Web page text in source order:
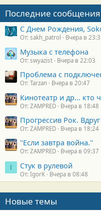
т
и
:
Последние сообщения
С Днем Рождения,
От: sakh_patrol Вчера в
Музыка с телефона
От: swyazist Вчера в 22:03
Проблема с
От: Tarzan Вчера в 20:47
Кинотеатр и др... кто
От: ZAMPRED Вчера в 18:48
Прогрессив Рок.
От: ZAMPRED Вчера в 18:24
"Если завтра война."
От: ZAMPRED Вчера в 09:37
I Стук в рулевой
От: IgorK Вчера в 08:48
Новые темы